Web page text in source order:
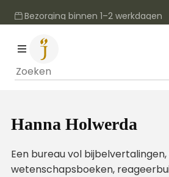
Bezorging binnen 1–2 werkdagen
Hanna Holwerda
Een bureau vol bijbelverta
wetenschapsboeken,